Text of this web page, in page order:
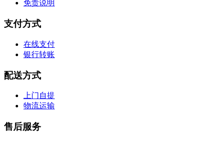
免责说明
支付方式
在线支付
银行转账
配送方式
上门自提
物流运输
售后服务